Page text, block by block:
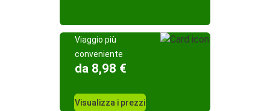
Viaggio più
conveniente
da 8,98 €
Visualizza i prezzi